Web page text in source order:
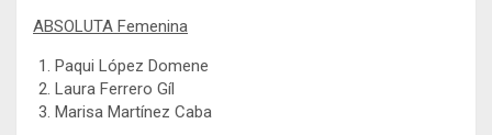
ABSOLUTA Femenina
Paqui López Domene
Laura Ferrero Gíl
Marisa Martínez Caba